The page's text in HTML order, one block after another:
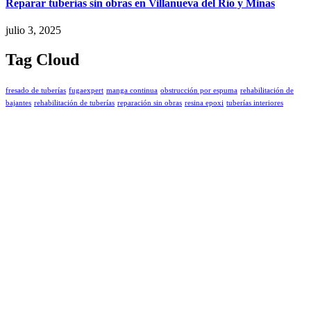
Reparar tuberías sin obras en Villanueva del Río y Minas
julio 3, 2025
Tag Cloud
fresado de tuberías fugaexpert manga continua obstrucción por espuma rehabilitación de
bajantes rehabilitación de tuberías reparación sin obras resina epoxi tuberías interiores